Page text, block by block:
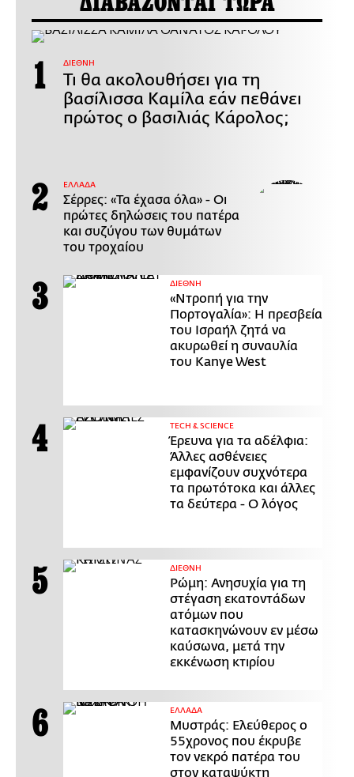
ΔΙΕΘΝΗ
Τι θα ακολουθήσει για τη
βασίλισσα Καμίλα εάν πεθάνει
πρώτος ο βασιλιάς Κάρολος;
ΕΛΛΑΔΑ
Σέρρες: «Τα έχασα όλα» - Οι
πρώτες δηλώσεις του πατέρα
και συζύγου των θυμάτων
του τροχαίου
ΔΙΕΘΝΗ
«Ντροπή για την
Πορτογαλία»: Η πρεσβεία
του Ισραήλ ζητά να
ακυρωθεί η συναυλία
του Kanye West
ΤECH & SCIENCE
Έρευνα για τα αδέλφια:
Άλλες ασθένειες
εμφανίζουν συχνότερα
τα πρωτότοκα και άλλες
τα δεύτερα - Ο λόγος
ΔΙΕΘΝΗ
Ρώμη: Ανησυχία για τη
στέγαση εκατοντάδων
ατόμων που
κατασκηνώνουν εν μέσω
καύσωνα, μετά την
εκκένωση κτιρίου
ΕΛΛΑΔΑ
Μυστράς: Ελεύθερος ο
55χρονος που έκρυβε
τον νεκρό πατέρα του
στον καταψύκτη